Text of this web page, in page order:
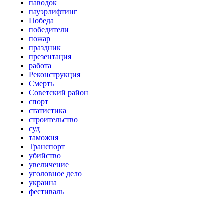
паводок
пауэрлифтинг
Победа
победители
пожар
праздник
презентация
работа
Реконструкция
Смерть
Советский район
спорт
статистика
строительство
суд
таможня
Транспорт
убийство
увеличение
уголовное дело
украина
фестиваль